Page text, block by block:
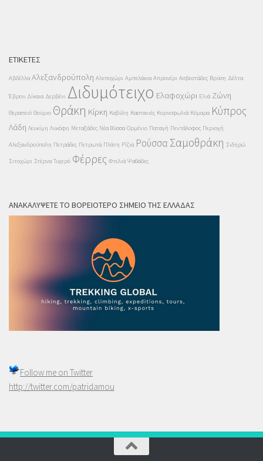
ΕΤΙΚΈΤΕΣ
Αβδέλλα Αλεξανδρούπολη Αλεποχώρι Αμπελάκια Απρονέρι Ασβεστάδες Βρύση Δέλτα
Έβρου Δίκαια Δερβένι Διδυμότειχο Ελαφοχώρι Ελιά Ζώνη
Θεραπειό Θούριο Θράκη Κίρκη Καβύλη Καστανιές Κορνοφωλιά Κόμαρα Κύπρος
Λάδη Λευκίμη Λυκόφη Μεταξάδες Νέα Βύσσα Ορμένιο Παταγή Πεντάλοφος Περιοχή
Αλεξανδρούπολη Πετράδες Πετρωτά Πλάτη Ρίζια Ρούσσα Σαμοθράκη Σιδηρώ
Σιτοχώρι Στέρνα Τυχερό Φέρρες Φτελιά Ψαθάδες
ΑΝΑΚΑΛΎΨΕΤΕ ΤΟ ΒΟΡΕΙΌΤΕΡΟ ΣΗΜΕΊΟ ΤΗΣ ΕΛΛΆΔΑΣ
Follow me on Twitter
http://twitter.com/patridamou